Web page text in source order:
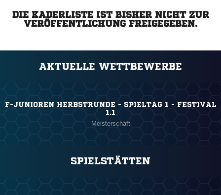
DIE KADERLISTE IST BISHER NICHT ZUR
VERÖFFENTLICHUNG FREIGEGEBEN.
AKTUELLE WETTBEWERBE
F-JUNIOREN HERBSTRUNDE - SPIELTAG 1 - FESTIVAL
1.1
Meisterschaft
SPIELSTÄTTEN